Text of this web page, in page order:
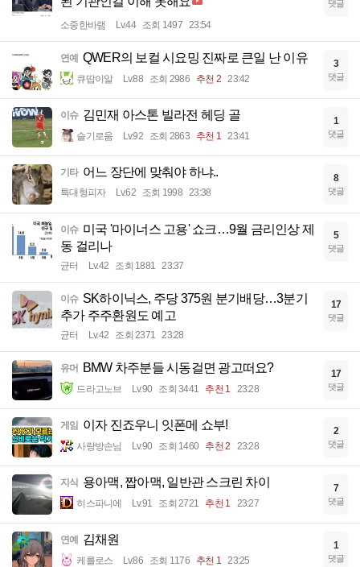
소중한바램 Lv.44 조회 1497 23:54
댓글
연예 QWER의 보컬 시요밍 진짜로 큰일 난 이유
큐땁이알 Lv.88 조회 2986 추천 2 23:42
3
댓글
이슈 김민재 아스톤 빌라전 헤딩 골
슬기로움 Lv.92 조회 2863 추천 1 23:41
1
댓글
기타 어느 장단에 맞춰야 하냐..
특대형피자 Lv.62 조회 1998 23:38
8
댓글
이슈 미국 '마이너스 고용' 쇼크…9월 금리인상 제
동 걸리나
균터 Lv.42 조회 1881 23:37
5
댓글
이슈 SK하이닉스, 주당 375원 분기배당…3분기
추가 주주환원도 예고
균터 Lv.42 조회 2371 23:28
17
댓글
유머 BMW 차주분들 시동걸면 광고떠요?
드라고노브 Lv.90 조회 3441 추천 1 23:28
17
댓글
게임 이자 진죠우니 잇폰메 쇼부!
사랑방손님 Lv.90 조회 1460 추천 2 23:28
2
댓글
지식 용아맥, 짭아맥, 일반관 스크린 차이
히스파니에 Lv.91 조회 2721 추천 1 23:27
7
댓글
연예 김채원
케를로스 Lv.86 조회 1176 추천 1 23:25
1
댓글